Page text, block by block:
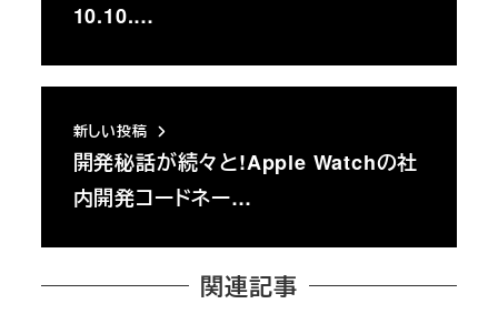
10.10.…
新しい投稿
開発秘話が続々と!Apple Watchの社
内開発コードネー…
関連記事